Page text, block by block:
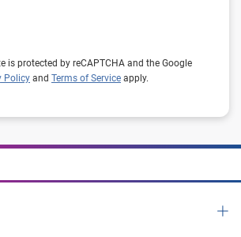
is protected by reCAPTCHA and the Google
Policy and Terms of Service apply.